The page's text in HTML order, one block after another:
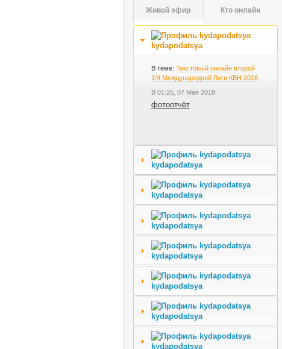
Живой эфир Кто онлайн
kydapodatsya
В теме: Текстовый онлайн второй
1/4 Международной Лиги КВН 2018
В 01:25, 07 Мая 2018:
фотоотчёт
kydapodatsya
kydapodatsya
kydapodatsya
kydapodatsya
kydapodatsya
kydapodatsya
kydapodatsya